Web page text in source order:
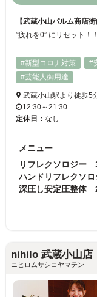
【武蔵小山パルム商店
#新型コロナ対策
#
#芸能人御用達
武蔵小山駅より徒歩5
12:30～21:30
定休日： なし
メニュー
リフレクソロジー
ハンドリフレクソ
深圧し安定圧整体
nihilo 武蔵小山店
ニヒロムサシコヤマテン